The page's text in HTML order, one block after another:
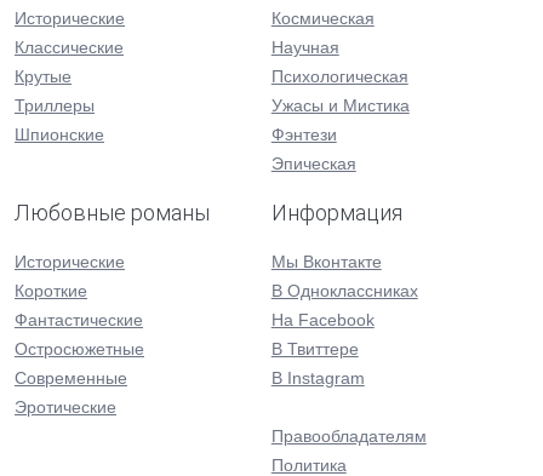
Исторические
Классические
Крутые
Триллеры
Шпионские
Космическая
Научная
Психологическая
Ужасы и Мистика
Фэнтези
Эпическая
Любовные романы
Исторические
Короткие
Фантастические
Остросюжетные
Современные
Эротические
Информация
Мы Вконтакте
В Одноклассниках
На Facebook
В Твиттере
В Instagram
Правообладателям
Политика